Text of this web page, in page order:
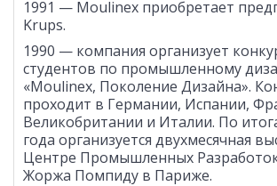
1991 — Moulinex приобретает
Krups.
1990 — компания организует
студентов по промышленному
«Moulinex, Поколение Дизайна».
проходит в Германии, Испании,
Великобритании и Италии. По
года организуется двухмесячная
Центре Промышленных
Жоржа Помпиду в Париже.